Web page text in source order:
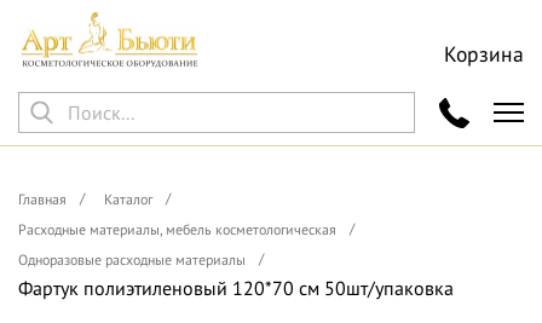
Корзина
Главная
Каталог
Расходные материалы, мебель косметологическая
Одноразовые расходные материалы
Фартук полиэтиленовый 120*70 см 50шт/упаковка